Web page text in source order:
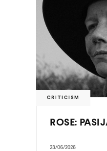
CRITICISM
ROSE:
23/06/2026